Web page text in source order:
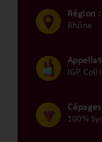
Région :
Rhône
IGP
100%